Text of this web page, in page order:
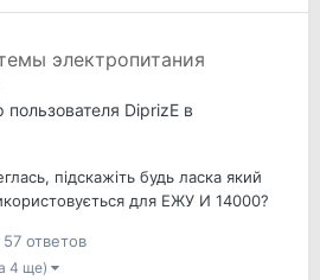
электропитания
пользователя DiprizE в
підскажіть будь ласка який
для ЕЖУ И 14000?
57 ответов
4 ще)